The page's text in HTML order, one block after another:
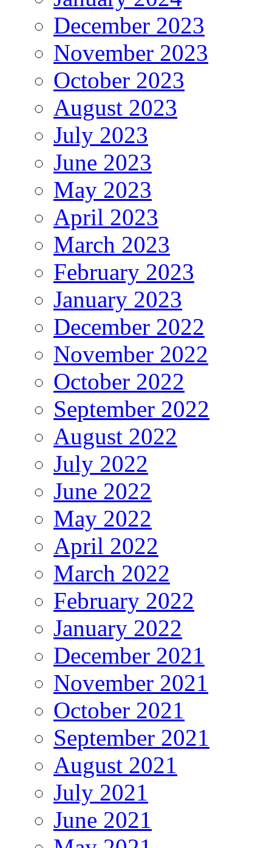
December 2023
November 2023
October 2023
August 2023
July 2023
June 2023
May 2023
April 2023
March 2023
February 2023
January 2023
December 2022
November 2022
October 2022
September 2022
August 2022
July 2022
June 2022
May 2022
April 2022
March 2022
February 2022
January 2022
December 2021
November 2021
October 2021
September 2021
August 2021
July 2021
June 2021